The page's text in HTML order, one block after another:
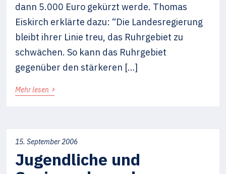
dann 5.000 Euro gekürzt werde. Thomas
Eiskirch erklärte dazu: “Die Landesregierung
bleibt ihrer Linie treu, das Ruhrgebiet zu
schwächen. So kann das Ruhrgebiet
gegenüber den stärkeren […]
Mehr lesen ›
15. September 2006
Jugendliche und